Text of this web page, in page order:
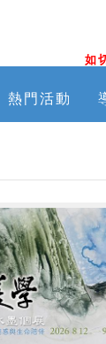
如
熱門活動